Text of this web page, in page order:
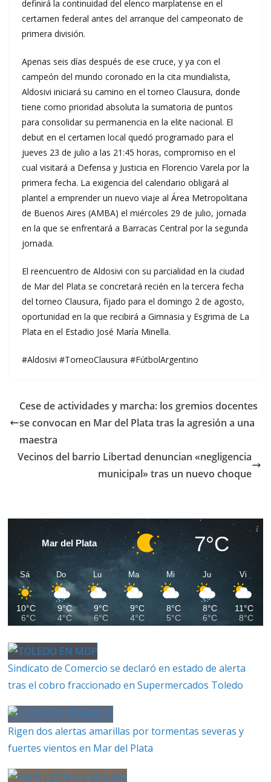
definirá la continuidad del elenco marplatense en el
certamen federal antes del arranque del campeonato de
primera división.
Apenas seis días después de ese cruce, y ya con el
campeón del mundo coronado en la cita mundialista,
Aldosivi iniciará su camino en el torneo Clausura, donde
tiene como prioridad absoluta la sumatoria de puntos
para consolidar su permanencia en la elite nacional. El
debut en el certamen local quedó programado para el
jueves 23 de julio a las 21:45 horas, compromiso en el
cual visitará a Defensa y Justicia en Florencio Varela por la
primera fecha. La exigencia del calendario obligará al
plantel a emprender un nuevo viaje al Área Metropolitana
de Buenos Aires (AMBA) el miércoles 29 de julio, jornada
en la que se enfrentará a Barracas Central por la segunda
jornada.
El reencuentro de Aldosivi con su parcialidad en la ciudad
de Mar del Plata se concretará recién en la tercera fecha
del torneo Clausura, fijado para el domingo 2 de agosto,
oportunidad en la que recibirá a Gimnasia y Esgrima de La
Plata en el Estadio José María Minella.
#Aldosivi #TorneoClausura #FútbolArgentino
Cese de actividades y marcha: los gremios docentes
se convocan en Mar del Plata tras la agresión a una
maestra
Vecinos del barrio Libertad denuncian «negligencia
municipal» tras un nuevo choque
Mar del Plata 7°C
Sá
10°C
6°C
Do
9°C
4°C
Lu
9°C
6°C
Ma
9°C
4°C
Mi
8°C
5°C
Ju
8°C
6°C
Vi
11°C
8°C
Sindicato de Comercio se declaró en estado de alerta
tras el cobro fraccionado en Supermercados Toledo
Rigen dos alertas amarillas por tormentas severas y
fuertes vientos en Mar del Plata